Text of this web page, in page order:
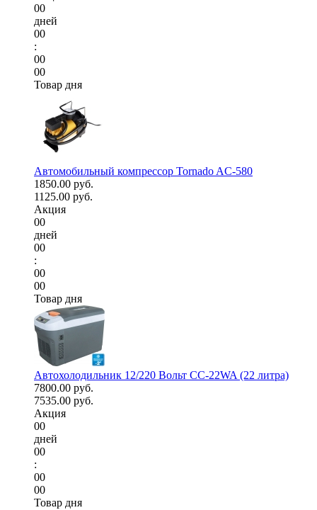
00
дней
00
:
00
00
Товар дня
Автомобильный компрессор Tornado AC-580
1850.00 руб.
1125.00 руб.
Акция
00
дней
00
:
00
00
Товар дня
Автохолодильник 12/220 Вольт CC-22WA (22 литра)
7800.00 руб.
7535.00 руб.
Акция
00
дней
00
:
00
00
Товар дня